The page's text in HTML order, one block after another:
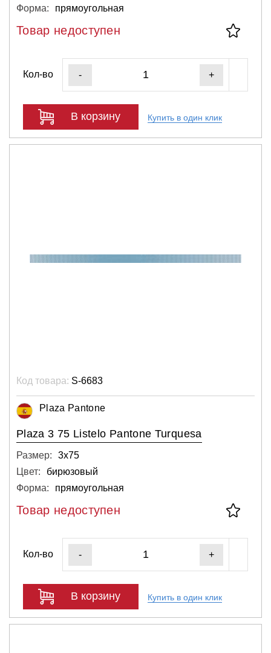
Форма:
прямоугольная
Товар недоступен
Кол-во - +
В корзину Купить в один клик
Код товара: S-6683
Plaza Pantone
Plaza 3 75 Listelo Pantone Turquesa
Размер:
3х75
Цвет:
бирюзовый
Форма:
прямоугольная
Товар недоступен
Кол-во - +
В корзину Купить в один клик